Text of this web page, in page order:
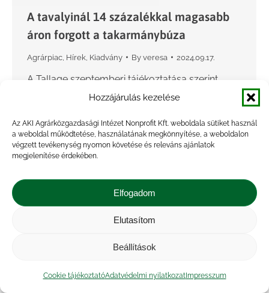
Hozzájárulás kezelése
Az AKI Agrárközgazdasági Intézet Nonprofit Kft. weboldala sütiket használ
a weboldal működtetése, használatának megkönnyítése, a weboldalon
végzett tevékenység nyomon követése és releváns ajánlatok
megjelenítése érdekében.
Elfogadom
Elutasítom
Beállítások
Cookie tájékoztatóAdatvédelmi nyilatkozatImpresszum
A tavalyinál 14 százalékkal magasabb
áron forgott a takarmánybúza
Agrárpiac Hírek Kiadvány By veresa 2024.09.17.
A Tallage szeptemberi tájékoztatása szerint
Németországban a 12,5 százalék
Hamburg) 29 dollárral 295 dollár/tonnáig nőtt
augusztus 5. és szeptember 9. között. A
Rouenba…